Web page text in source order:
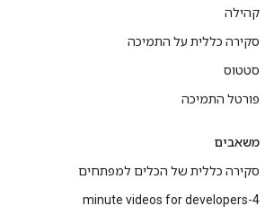
קהילה
סקירה כללית על התמיכה
סטטוס
פורטל התמיכה
משאבים
סקירה כללית של הכלים למפתחים
4-minute videos for developers